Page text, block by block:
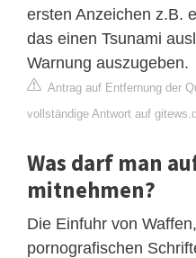
ersten Anzeichen z.B.
das einen Tsunami
Warnung auszugeben.
Antrag auf Entfernung der
vollständige Antwort auf
Was darf man
mitnehmen?
Die Einfuhr von
pornografischen